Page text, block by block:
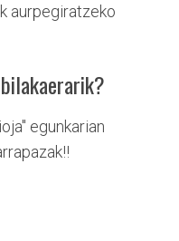
aurpegiratzeko
egunkarian